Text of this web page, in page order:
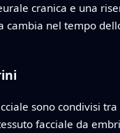
cranica e una
cambia nel tempo
sono condivisi
facciale da